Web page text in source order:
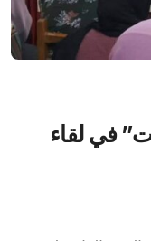
في لقاء